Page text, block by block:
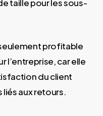
taille pour les sous-
profitable
l’entreprise, car elle
du client
aux retours.